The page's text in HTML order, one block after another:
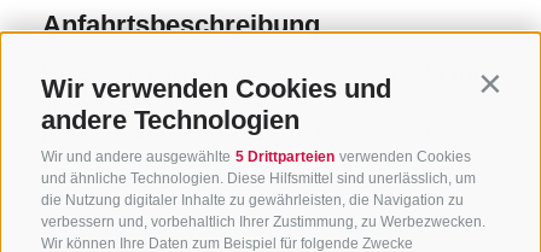
Wir verwenden Cookies und
andere Technologien
Wir und andere ausgewählte 5 Drittparteien verwenden Cookies
und ähnliche Technologien. Diese Hilfsmittel sind unerlässlich, um
die Nutzung digitaler Inhalte zu gewährleisten, die Navigation zu
verbessern und, vorbehaltlich Ihrer Zustimmung, zu Werbezwecken.
Wir können Ihre Daten zum Beispiel für folgende Zwecke
Anfahrtsbeschreibung
Von Sterzing kommend bis nach Gasteig, dort links in das
Jaufental einbiegen.
Folgen Sie der Straße für ca. 2 km bis nach St. Anton.
Nehmen Sie die kleine Seitenstraße auf der linken Seite
und folgen der Beschilderung Gogererhof für ca. 1 km bis
zum Gogererhof.
weiterlesen